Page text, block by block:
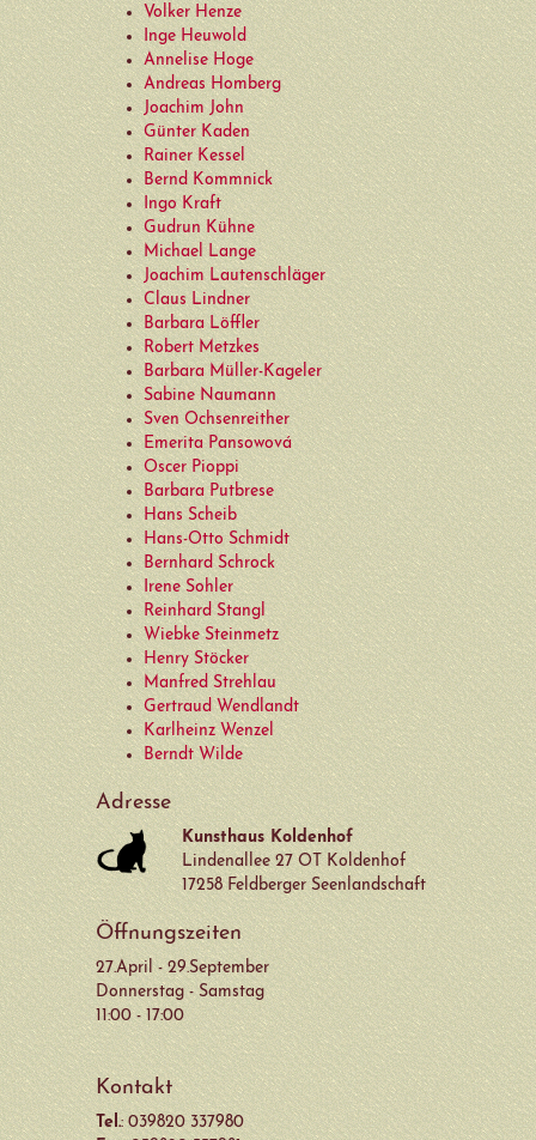
Hans Scheib
Hans-Otto Schmidt
Bernhard Schrock
Irene Sohler
Reinhard Stangl
Wiebke Steinmetz
Henry Stöcker
Manfred Strehlau
Gertraud Wendlandt
Karlheinz Wenzel
Berndt Wilde
Kontakt
Impressum
DSVGO
Verein
Archiv
Volker Henze
Inge Heuwold
Annelise Hoge
Andreas Homberg
Joachim John
Günter Kaden
Rainer Kessel
Bernd Kommnick
Ingo Kraft
Gudrun Kühne
Michael Lange
Joachim Lautenschläger
Claus Lindner
Barbara Löffler
Robert Metzkes
Barbara Müller-Kageler
Sabine Naumann
Sven Ochsenreither
Emerita Pansowová
Oscer Pioppi
Barbara Putbrese
Hans Scheib
Hans-Otto Schmidt
Bernhard Schrock
Irene Sohler
Reinhard Stangl
Wiebke Steinmetz
Henry Stöcker
Manfred Strehlau
Gertraud Wendlandt
Karlheinz Wenzel
Berndt Wilde
Adresse
Kunsthaus Koldenhof
Lindenallee 27 OT Koldenhof
17258 Feldberger Seenlandschaft
Öffnungszeiten
27.April - 29.September
Donnerstag - Samstag
11:00 - 17:00
Kontakt
Tel.: 039820 337980